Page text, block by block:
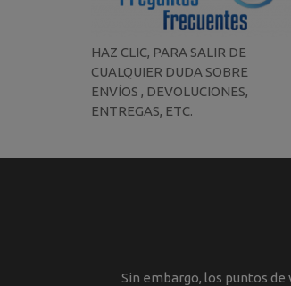
HAZ CLIC, PARA SALIR DE
CUALQUIER DUDA SOBRE
ENVÍOS , DEVOLUCIONES,
ENTREGAS, ETC.
Sin embargo, los puntos